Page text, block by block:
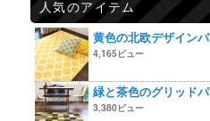
人気のアイテム
黄色の北欧デザイン
4,165ビュー
緑と茶色のグリッド
3,380ビュー